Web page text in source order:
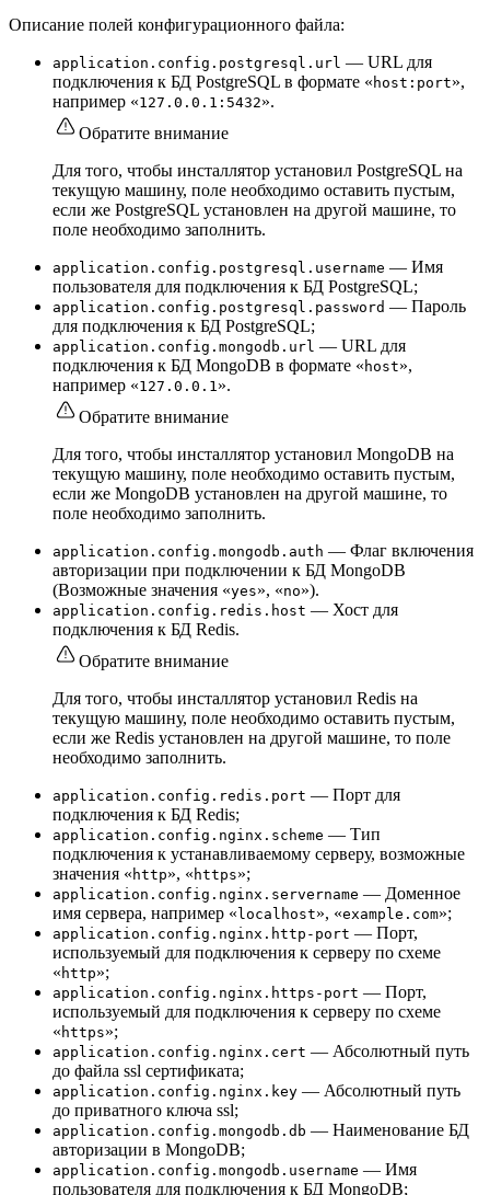
Описание полей конфигурационного файла:
application.config.postgresql.url — URL для
подключения к БД PostgreSQL в формате « host:port»,
например «127.0.0.1:5432».
Обратите внимание
Для того, чтобы инсталлятор установил PostgreSQL на
текущую машину, поле необходимо оставить пустым,
если же PostgreSQL установлен на другой машине, то
поле необходимо заполнить.
application.config.postgresql.username — Имя
пользователя для подключения к БД PostgreSQL;
application.config.postgresql.password — Пароль
для подключения к БД PostgreSQL;
application.config.mongodb.url — URL для
подключения к БД MongoDB в формате « host»,
например «127.0.0.1».
Обратите внимание
Для того, чтобы инсталлятор установил MongoDB на
текущую машину, поле необходимо оставить пустым,
если же MongoDB установлен на другой машине, то
поле необходимо заполнить.
application.config.mongodb.auth — Флаг включения
авторизации при подключении к БД MongoDB
(Возможные значения «yes», «no»).
application.config.redis.host — Хост для
подключения к БД Redis.
Обратите внимание
Для того, чтобы инсталлятор установил Redis на
текущую машину, поле необходимо оставить пустым,
если же Redis установлен на другой машине, то поле
необходимо заполнить.
application.config.redis.port — Порт для
подключения к БД Redis;
application.config.nginx.scheme — Тип
подключения к устанавливаемому серверу, возможные
значения « http», « https»;
application.config.nginx.servername — Доменное
имя сервера, например « localhost», «example.com»;
application.config.nginx.http-port — Порт,
используемый для подключения к серверу по схеме
« http»;
application.config.nginx.https-port — Порт,
используемый для подключения к серверу по схеме
« https»;
application.config.nginx.cert — Абсолютный путь
до файла ssl сертификата;
application.config.nginx.key — Абсолютный путь
до приватного ключа ssl;
application.config.mongodb.db — Наименование БД
авторизации в MongoDB;
application.config.mongodb.username — Имя
пользователя для подключения к БД MongoDB;